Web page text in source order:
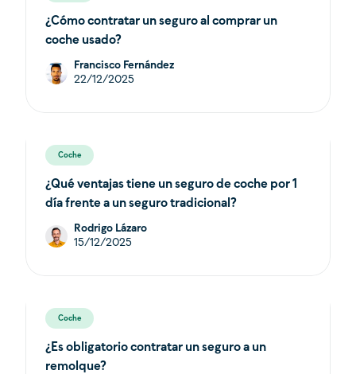
¿Cómo contratar un seguro al comprar un
coche usado?
Francisco Fernández
22/12/2025
Coche
¿Qué ventajas tiene un seguro de coche por 1
día frente a un seguro tradicional?
Rodrigo Lázaro
15/12/2025
Coche
¿Es obligatorio contratar un seguro a un
remolque?